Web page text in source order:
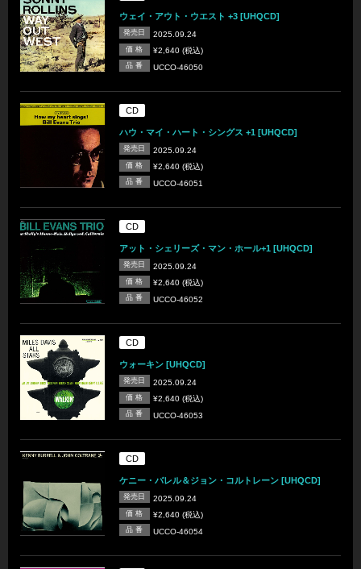
ウェイ・アウト・ウエスト +3 [UHQCD]
発売日 2025.09.24
価 格 ¥2,640 (税込)
品 番 UCCO-46050
CD
ハウ・マイ・ハート・シングス +1 [UHQCD]
発売日 2025.09.24
価 格 ¥2,640 (税込)
品 番 UCCO-46051
CD
アット・シェリーズ・マン・ホール+1 [UHQCD]
発売日 2025.09.24
価 格 ¥2,640 (税込)
品 番 UCCO-46052
CD
ウォーキン [UHQCD]
発売日 2025.09.24
価 格 ¥2,640 (税込)
品 番 UCCO-46053
CD
ケニー・バレル＆ジョン・コルトレーン [UHQCD]
発売日 2025.09.24
価 格 ¥2,640 (税込)
品 番 UCCO-46054